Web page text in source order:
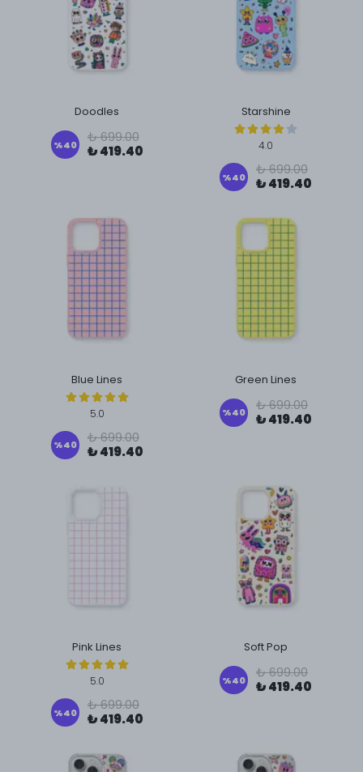
Doodles
%40
₺ 699.00
₺ 419.40
Starshine
4.0
%40
₺ 699.00
₺ 419.40
Blue Lines
5.0
%40
₺ 699.00
₺ 419.40
Green Lines
%40
₺ 699.00
₺ 419.40
Pink Lines
5.0
%40
₺ 699.00
₺ 419.40
Soft Pop
%40
₺ 699.00
₺ 419.40